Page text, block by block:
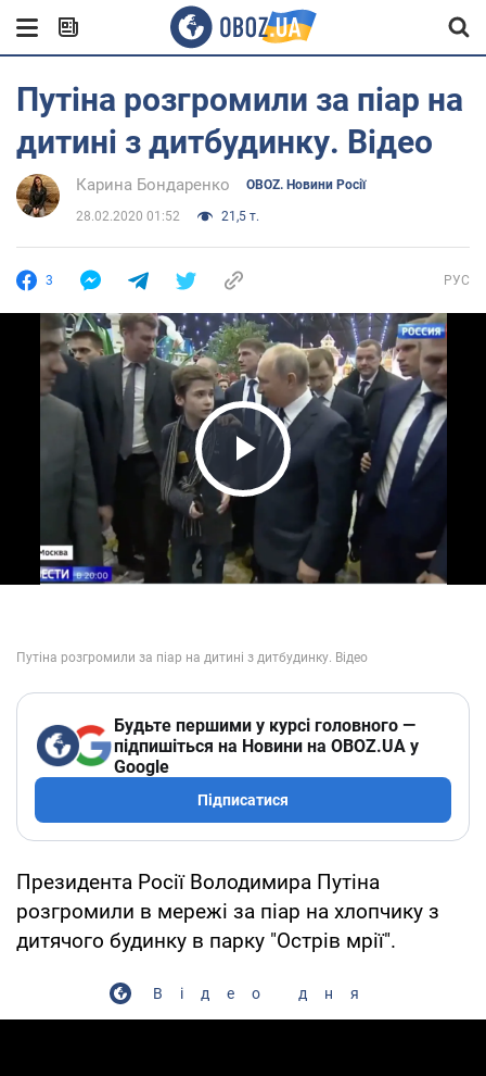
Путіна розгромили за піар на
дитині з дитбудинку. Відео
Карина Бондаренко OBOZ. Новини Росії
28.02.2020 01:52 21,5 т.
3 РУС
Play Video
Будьте першими у курсі головного —
підпишіться на Новини на OBOZ.UA у
Google
Підписатися
Президента Росії Володимира Путіна
розгромили в мережі за піар на хлопчику з
дитячого будинку в парку "Острів мрії".
Відео дня